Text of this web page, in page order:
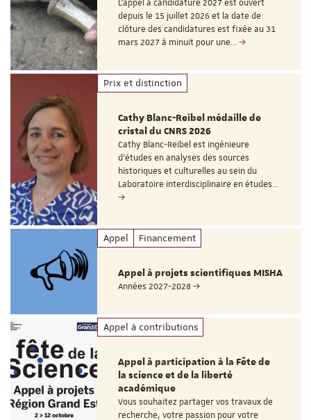
L’appel à candidature 2027 est ouvert
depuis le 15 juillet 2026 et la date de
clôture des candidatures est fixée au 31
mars 2027 à minuit pour une…
Prix et distinction
Cathy Blanc-Reibel médaille de
cristal du CNRS 2026
Cathy Blanc-Reibel est ingénieure
d’études en analyses des sources
historiques et culturelles au sein du
Laboratoire interdisciplinaire en études…
Appel Financement
Appel à projets scientifiques MISHA
Années 2027-2028
Appel à contributions
Appel à participation à la Fête de
la science et de la liberté
académique
Vous souhaitez partager vos travaux de
recherche, votre passion pour votre